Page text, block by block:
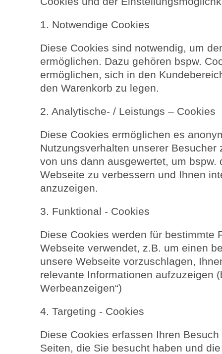
1. Notwendige Cookies
Diese Cookies sind notwendig, um
ermöglichen. Dazu gehören bspw.
ermöglichen, sich in den
den Warenkorb zu legen.
2. Analytische- / Leistungs – Cookies
Diese Cookies ermöglichen es
Nutzungsverhalten unserer Besucher
von uns dann ausgewertet, um bspw.
Webseite zu verbessern und Ihnen
anzuzeigen.
3. Funktional - Cookies
Diese Cookies werden für bestimmte
Webseite verwendet, z.B. um einen
unsere Webseite vorzuschlagen,
relevante Informationen aufzuzeigen
Werbeanzeigen“)
4. Targeting - Cookies
Diese Cookies erfassen Ihren
Seiten, die Sie besucht haben und